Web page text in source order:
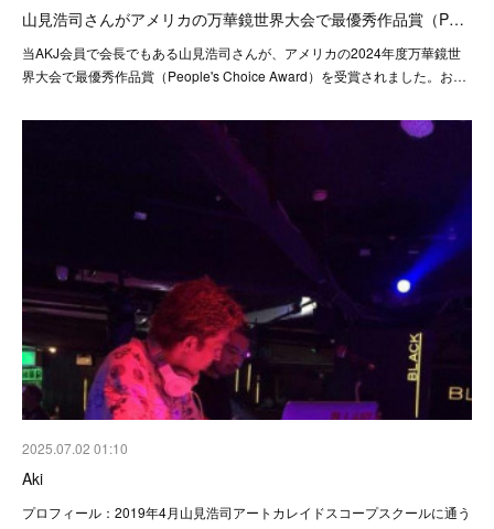
山見浩司さんがアメリカの万華鏡世界大会で最優秀作品賞（P…
当AKJ会員で会長でもある山見浩司さんが、アメリカの2024年度万華鏡世
界大会で最優秀作品賞（People's Choice Award）を受賞されました。お…
2025.07.02 01:10
Aki
プロフィール：2019年4月山見浩司アートカレイドスコープスクールに通う